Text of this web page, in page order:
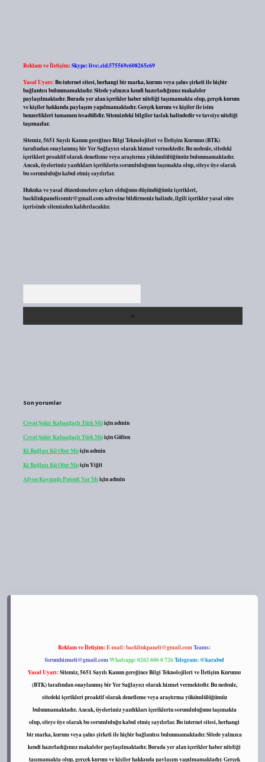
Reklam ve İletişim:Skype: live:.cid.575569c608265c69
Yasal Uyarı:Bu internet sitesi, herhangi bir marka, kurum veya şahıs şirketi ile hiçbir
bağlantısı bulunmamaktadır. Sitede yalnızca kendi hazırladığımız makaleler
paylaşılmaktadır. Burada yer alan içerikler haber niteliği taşımamakta olup, gerçek kurum
ve kişiler hakkında paylaşım yapılmamaktadır. Gerçek kurum ve kişiler ile isim
benzerlikleri tamamen tesadüfidir. Sitemizdeki bilgiler taslak halindedir ve tavsiye niteliği
taşımazlar.
Sitemiz, 5651 Sayılı Kanun gereğince Bilgi Teknolojileri ve İletişim Kurumu (BTK)
tarafından onaylanmış bir Yer Sağlayıcı olarak hizmet vermektedir. Bu nedenle, sitedeki
içerikleri proaktif olarak denetleme veya araştırma yükümlülüğümüz bulunmamaktadır.
Ancak, üyelerimiz yazdıkları içeriklerin sorumluluğunu taşımakta olup, siteye üye olarak
bu sorumluluğu kabul etmiş sayılırlar.
Hukuka ve yasal düzenlemelere aykırı olduğunu düşündüğünüz içerikleri,
backlinkpanelicomtr@gmail.comadresine bildirmeniz halinde, ilgili içerikler yasal süre
içerisinde sitemizden kaldırılacaktır.
Son yorumlar
Cevat Şakir Kabaağaçlı Türk Müiçinadmin
Cevat Şakir Kabaağaçlı Türk MüiçinGülten
Ki Bağlacı Kü Olur Muiçinadmin
Ki Bağlacı Kü Olur MuiçinYiğit
Afyon Kaymağı Patenti Var Mı içinadmin
Reklam ve İletişim:E-mail:backlinkpaneli@gmail.comTeams:
forumhizmeti@gmail.comWhatsapp: 0262 606 0 726Telegram: @karabul
Yasal Uyarı:Sitemiz, 5651 Sayılı Kanun gereğince Bilgi Teknolojileri ve İletişim Kurumu
(BTK) tarafından onaylanmış bir Yer Sağlayıcı olarak hizmet vermektedir. Bu nedenle,
sitedeki içerikleri proaktif olarak denetleme veya araştırma yükümlülüğümüz
bulunmamaktadır. Ancak, üyelerimiz yazdıkları içeriklerin sorumluluğunu taşımakta
olup, siteye üye olarak bu sorumluluğu kabul etmiş sayılırlar. Bu internet sitesi, herhangi
bir marka, kurum veya şahıs şirketi ile hiçbir bağlantısı bulunmamaktadır. Sitede yalnızca
kendi hazırladığımız makaleler paylaşılmaktadır. Burada yer alan içerikler haber niteliği
taşımamakta olup, gerçek kurum ve kişiler hakkında paylaşım yapılmamaktadır. Gerçek